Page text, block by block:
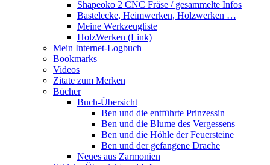
Shapeoko 2 CNC Fräse / gesammelte Infos
Bastelecke, Heimwerken, Holzwerken …
Meine Werkzeugliste
HolzWerken (Link)
Mein Internet-Logbuch
Bookmarks
Videos
Zitate zum Merken
Bücher
Buch-Übersicht
Ben und die entführte Prinzessin
Ben und die Blume des Vergessens
Ben und die Höhle der Feuersteine
Ben und der gefangene Drache
Neues aus Zarmonien